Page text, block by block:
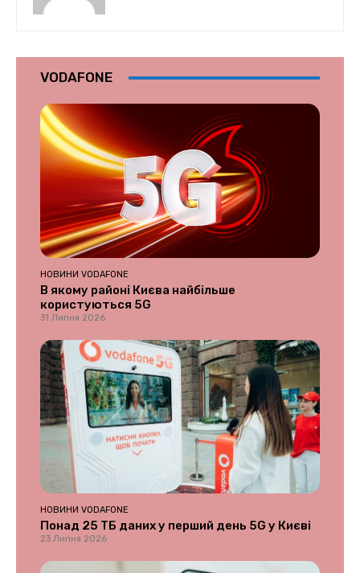
VODAFONE
НОВИНИ VODAFONE
В якому районі Києва найбільше
користуються 5G
31 Липня 2026
НОВИНИ VODAFONE
Понад 25 ТБ даних у перший день 5G у Києві
23 Липня 2026